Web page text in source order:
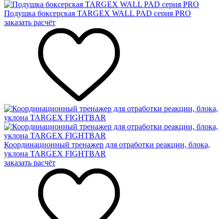
Подушка боксерская TARGEX WALL PAD серия PRO
заказать расчёт
Координационный тренажер для отработки реакции, блока,
уклона TARGEX FIGHTBAR
заказать расчёт